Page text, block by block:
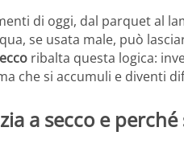
di oggi, dal parquet al
se usata male, può
ribalta questa logica:
che si accumuli e diventi
a secco e